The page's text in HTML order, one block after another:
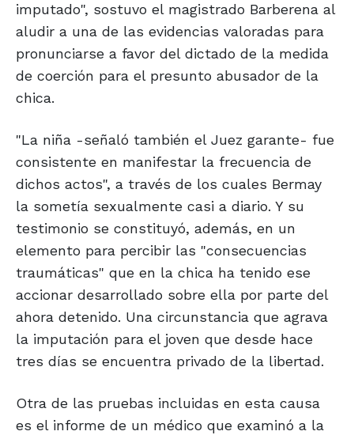
imputado", sostuvo el magistrado Barberena al
aludir a una de las evidencias valoradas para
pronunciarse a favor del dictado de la medida
de coerción para el presunto abusador de la
chica.
"La niña -señaló también el Juez garante- fue
consistente en manifestar la frecuencia de
dichos actos", a través de los cuales Bermay
la sometía sexualmente casi a diario. Y su
testimonio se constituyó, además, en un
elemento para percibir las "consecuencias
traumáticas" que en la chica ha tenido ese
accionar desarrollado sobre ella por parte del
ahora detenido. Una circunstancia que agrava
la imputación para el joven que desde hace
tres días se encuentra privado de la libertad.
Otra de las pruebas incluidas en esta causa
es el informe de un médico que examinó a la